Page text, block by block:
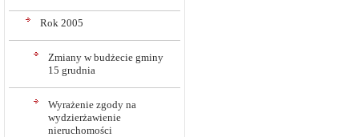
Rok 2005
Zmiany w budżecie gminy
15 grudnia
Wyrażenie zgody na
wydzierżawienie
nieruchomości